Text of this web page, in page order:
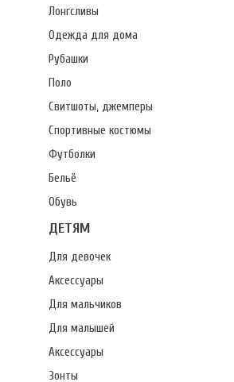
Лонгсливы
Одежда для дома
Рубашки
Поло
Свитшоты, джемперы
Спортивные костюмы
Футболки
Бельё
Обувь
ДЕТЯМ
Для девочек
Аксессуары
Для мальчиков
Для малышей
Аксессуары
Зонты